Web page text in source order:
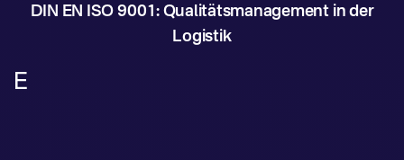
DIN EN ISO 9001: Qualitätsmanagement in der
Logistik
E